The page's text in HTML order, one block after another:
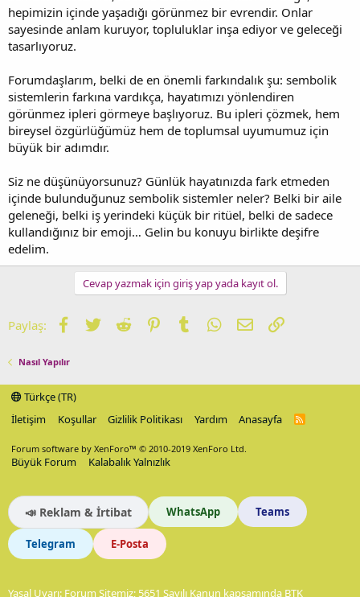
hepimizin içinde yaşadığı görünmez bir evrendir. Onlar
sayesinde anlam kuruyor, topluluklar inşa ediyor ve geleceği
tasarlıyoruz.
Forumdaşlarım, belki de en önemli farkındalık şu: sembolik
sistemlerin farkına vardıkça, hayatımızı yönlendiren
görünmez ipleri görmeye başlıyoruz. Bu ipleri çözmek, hem
bireysel özgürlüğümüz hem de toplumsal uyumumuz için
büyük bir adımdır.
Siz ne düşünüyorsunuz? Günlük hayatınızda fark etmeden
içinde bulunduğunuz sembolik sistemler neler? Belki bir aile
geleneği, belki iş yerindeki küçük bir ritüel, belki de sadece
kullandığınız bir emoji… Gelin bu konuyu birlikte deşifre
edelim.
Cevap yazmak için giriş yap yada kayıt ol.
Paylaş: Facebook
TwitterReddit PinterestTumblrWhatsApp
E-postaLink
Nasıl Yapılır
Türkçe (TR)
İletişim
Koşullar Gizlilik Politikası Yardım Anasayfa
R
Forum software by XenForo™ © 2010-2019 XenForo Ltd.
Büyük Forum Kalabalık Yalnızlık
📣 Reklam & İrtibat WhatsApp Teams
Telegram E-Posta
Yasal Uyarı: Forum Sitemiz; 5651 Sayılı Kanun kapsamında BTK